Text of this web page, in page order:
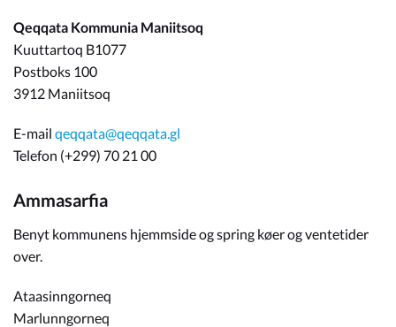
Qeqqata Kommunia Maniitsoq
Kuuttartoq B1077
Postboks 100
3912 Maniitsoq
E-mail qeqqata@qeqqata.gl
Telefon (+299) 70 21 00
Ammasarfia
Benyt kommunens hjemmside og spring køer og ventetider
over.
Ataasinngorneq
Marlunngorneq